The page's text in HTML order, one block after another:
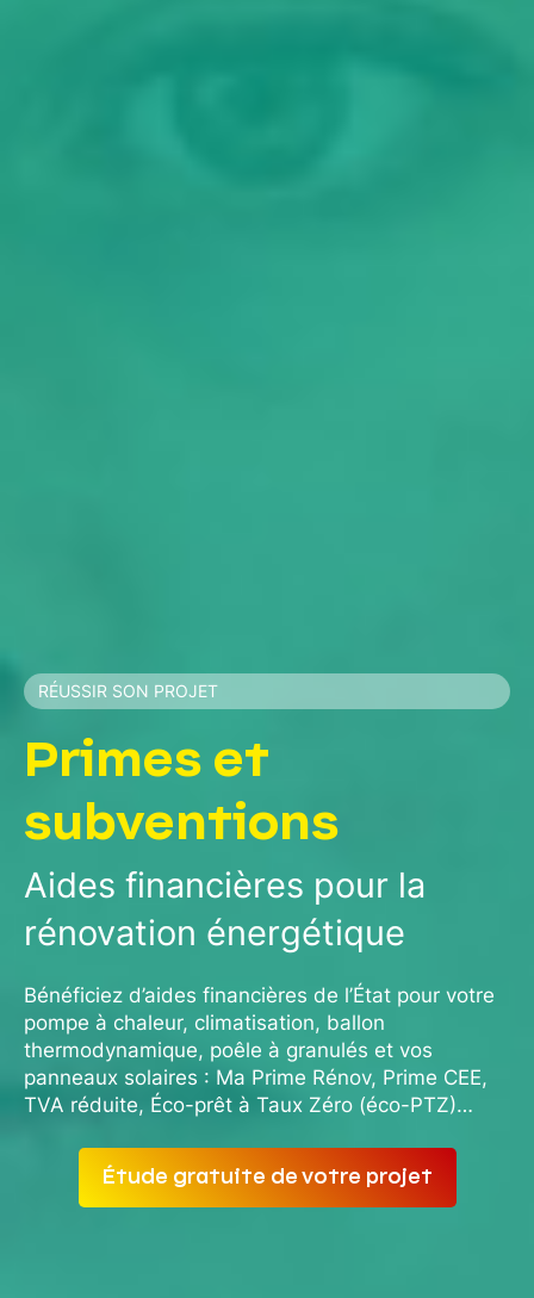
RÉUSSIR SON PROJET
Primes et
subventions
Aides financières pour la
rénovation énergétique
Bénéficiez d’aides financières de l’État pour votre
pompe à chaleur, climatisation, ballon
thermodynamique, poêle à granulés et vos
panneaux solaires : Ma Prime Rénov, Prime CEE,
TVA réduite, Éco-prêt à Taux Zéro (éco-PTZ)…
Étude gratuite de votre projet